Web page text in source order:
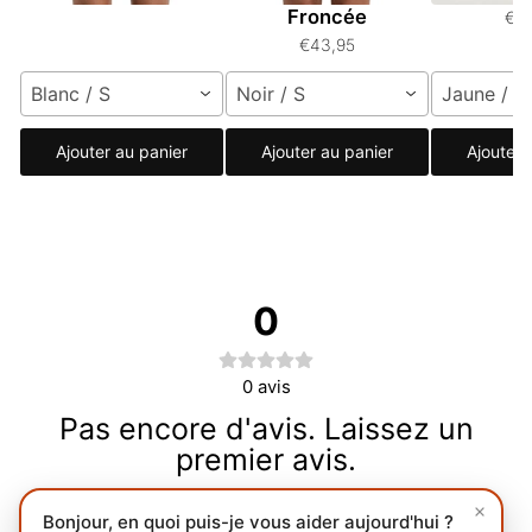
Blanc / S
Ajouter au panier
Froncée
€43,95
Noir / S
Ajouter au panier
Jaune / S
Ajouter
0
0 avis
Pas encore d'avis. Laissez un
premier avis.
Rédiger un avis
Bonjour, en quoi puis-je vous aider aujourd'hui ?